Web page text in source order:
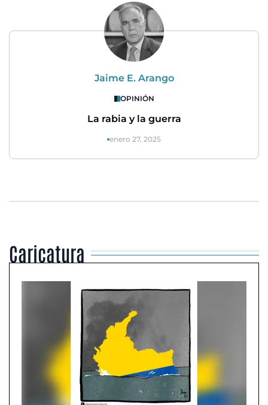
Jaime E. Arango
OPINIÓN
La rabia y la guerra
enero 27, 2025
Caricatura